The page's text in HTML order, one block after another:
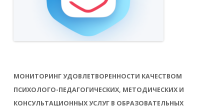
МОНИТОРИНГ УДОВЛЕТВОРЕННОСТИ КАЧЕСТВОМ
ПСИХОЛОГО-ПЕДАГОГИЧЕСКИХ, МЕТОДИЧЕСКИХ И
КОНСУЛЬТАЦИОННЫХ УСЛУГ В ОБРАЗОВАТЕЛЬНЫХ